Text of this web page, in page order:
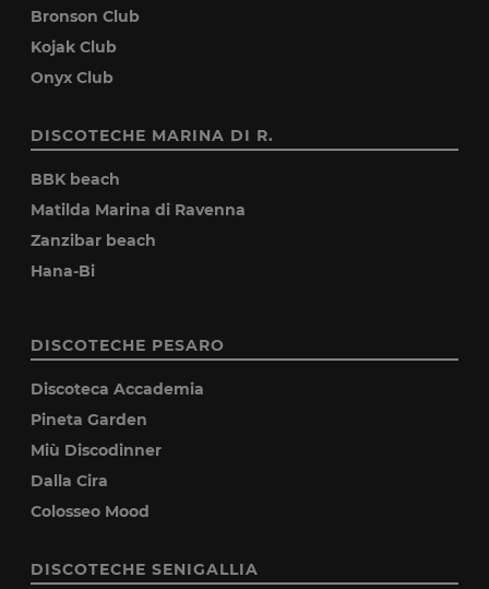
Bronson Club
Kojak Club
Onyx Club
DISCOTECHE MARINA DI R.
BBK beach
Matilda Marina di Ravenna
Zanzibar beach
Hana-Bi
DISCOTECHE PESARO
Discoteca Accademia
Pineta Garden
Miù Discodinner
Dalla Cira
Colosseo Mood
DISCOTECHE SENIGALLIA